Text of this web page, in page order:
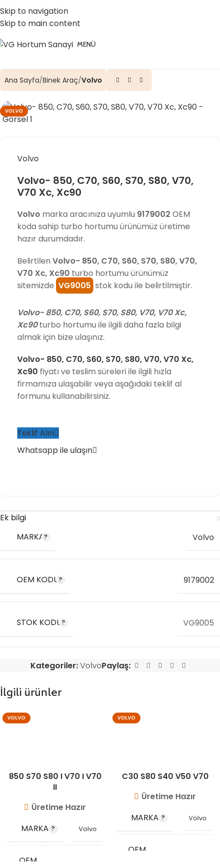
Skip to navigation
Skip to main content
☎️ 0 (224) 504 74 45
MENÜ
Ana Sayfa Binek Araç Volvo
VOLVO
Volvo
Volvo- 850, C70, S60, S70, S80, V70,
V70 Xc, Xc90
Volvo marka aracınıza uyumlu 9179002 OEM
koda sahip turbo hortumu ürünümüz üretime
hazır durumdadır.
Belirtilen Volvo- 850, C70, S60, S70, S80, V70,
V70 Xc, Xc90 turbo hortumu ürünümüz
sitemizde VG9005 stok kodu ile belirtilmiştir.
Volvo- 850, C70, S60, S70, S80, V70, V70 Xc,
Xc90turbo hortumu ile ilgili daha fazla bilgi
almak için bize ulaşınız.
Volvo- 850, C70, S60, S70, S80, V70, V70 Xc,
Xc90 fiyatı ve teslim süreleri ile ilgili hızla
firmamıza ulaşabilir veya aşağıdaki teklif al
formunu kullanabilirsiniz.
Teklif Alın
Whatsapp ile ulaşın
Ek bilgi
MARKA
Volvo
OEM KODU 9179002
STOK KODU VG9005
Kategoriler:VolvoPaylaş:
İlgili ürünler
VOLVO
850 S70 S80 I V70 I V70
II
Üretime Hazır
MARKA
Volvo
OEM
VOLVO
C30 S80 S40 V50 V70
Üretime Hazır
MARKA
Volvo
OEM